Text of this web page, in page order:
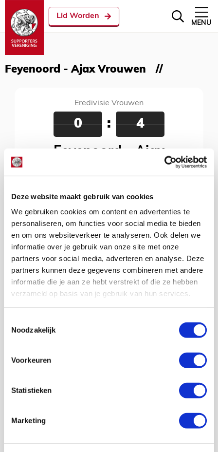
Deze website maakt gebruik van cookies
We gebruiken cookies om content en advertenties te
personaliseren, om functies voor social media te bieden
en om ons websiteverkeer te analyseren. Ook delen we
informatie over je gebruik van onze site met onze
partners voor social media, adverteren en analyse. Deze
partners kunnen deze gegevens combineren met andere
informatie die je aan ze hebt verstrekt of die ze hebben
verzameld op basis van je gebruik van hun services.
Noodzakelijk
Voorkeuren
Statistieken
Marketing
Lid Worden
MENU
Feyenoord - Ajax Vrouwen
Eredivisie Vrouwen
0 : 4
Feyenoord - Ajax
Vrouwen
Varkenoord, Rotterdam, 12:15 uur
Volg ons ook op social
187K
volgers
Volgen
9,6K
volgers
Volgen
7,5K
volgers